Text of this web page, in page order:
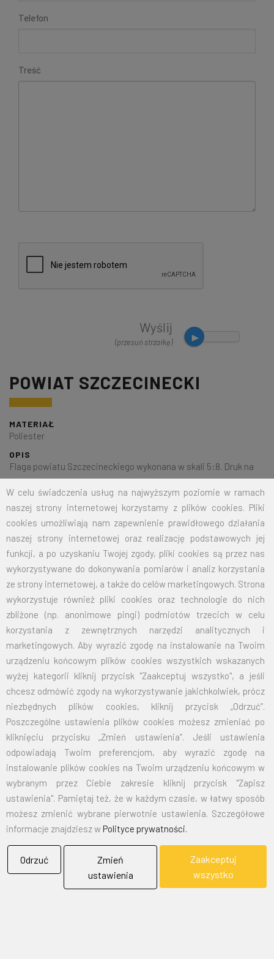
W celu świadczenia usług na najwyższym poziomie w ramach
naszej strony internetowej korzystamy z plików cookies. Pliki
cookies umożliwiają nam zapewnienie prawidłowego działania
naszej strony internetowej oraz realizację podstawowych jej
funkcji, a po uzyskaniu Twojej zgody, pliki cookies są przez nas
wykorzystywane do dokonywania pomiarów i analiz korzystania
ze strony internetowej, a także do celów marketingowych. Strona
wykorzystuje również pliki cookies oraz technologie do nich
zbliżone (np. anonimowe pingi) podmiotów trzecich w celu
korzystania z zewnętrznych narzędzi analitycznych i
marketingowych. Aby wyrazić zgodę na instalowanie na Twoim
urządzeniu końcowym plików cookies wszystkich wskazanych
wyżej kategorii kliknij przycisk "Zaakceptuj wszystko", a jeśli
chcesz odmówić zgody na wykorzystywanie jakichkolwiek, prócz
niezbędnych plików cookies, kliknij przycisk „Odrzuć”.
Poszczególne ustawienia plików cookies możesz zmieniać po
kliknięciu przycisku „Zmień ustawienia”. Jeśli ustawienia
odpowiadają Twoim preferencjom, aby wyrazić zgodę na
instalowanie plików cookies na Twoim urządzeniu końcowym w
wybranym przez Ciebie zakresie kliknij przycisk "Zapisz
ustawienia". Pamiętaj też, że w każdym czasie, w łatwy sposób
możesz zmienić wybrane pierwotnie ustawienia. Szczegółowe
informacje znajdziesz wPolityce prywatności.
Odrzuć
Zmień
ustawienia
Zaakceptuj
wszystko
Telefon
Treść
Wyślij
(przesuń strzałkę)
POWIAT SZCZECINECKI
MATERIAŁ
Poliester
OPIS
Flaga powiatu Szczecineckiego wykonana w skali 5:8. Druk na
dzianinie poliestrowej o gramaturze 125g/mkw. Wykończona
według życzeń Klienta.
Na życzenie klienta jesteśmy w stanie wykonać dowolny rozmiar
flagi. Przy zamówieniu większej ilości cena zostanie wyliczona
indywidualnie.
ROZMIAR CENA NETTO CENA BRUTTO
70X110 32,50 39,98
100X160 67,50 83,03
125X200 105,00 129,15
150X240 151,50 186,35
EMAIL:marketing@bielflag.pl, biuro@bielflag.pl
TELEFON: 600 42 11 90,33/816 21 78